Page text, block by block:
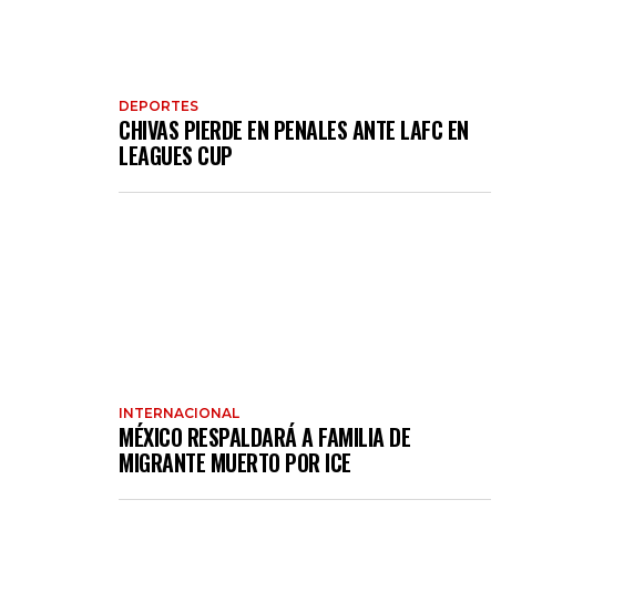
DEPORTES
CHIVAS PIERDE EN PENALES ANTE LAFC EN
LEAGUES CUP
INTERNACIONAL
MÉXICO RESPALDARÁ A FAMILIA DE
MIGRANTE MUERTO POR ICE